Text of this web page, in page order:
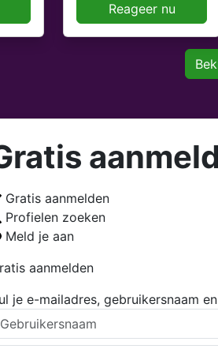
Reageer nu
Gratis aanmelden
Profielen zoeken
Meld je aan
aanmelden
je e-mailadres, gebruikersnaam